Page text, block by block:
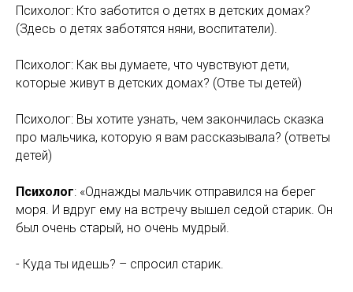
Психолог: Кто заботится о детях в детских домах?
(Здесь о детях заботятся няни, воспитатели).
Психолог: Как вы думаете, что чувствуют дети,
которые живут в детских домах? (Отве ты детей)
Психолог: Вы хотите узнать, чем закончилась сказка
про мальчика, которую я вам рассказывала? (ответы
детей)
Психолог: «Однажды мальчик отправился на берег
моря. И вдруг ему на встречу вышел седой старик. Он
был очень старый, но очень мудрый.
- Куда ты идешь? – спросил старик.